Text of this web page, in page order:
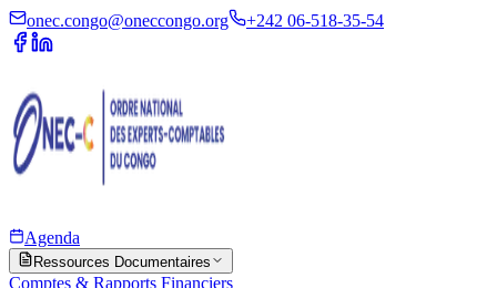
onec.congo@oneccongo.org +242 06-518-35-54
Agenda
Ressources Documentaires
Comptes & Rapports Financiers